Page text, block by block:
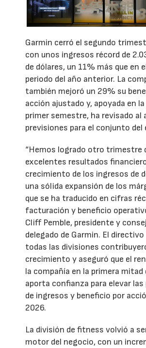
Garmin cerró el segundo
con unos ingresos récord de
de dólares, un 11% más que en
periodo del año anterior. La
también mejoró un 29% su
acción ajustado y, apoyada en
primer semestre, ha revisado al
previsiones para el conjunto del
“Hemos logrado otro trimestre
excelentes resultados
crecimiento de los ingresos de
una sólida expansión de los
que se ha traducido en cifras
facturación y beneficio
Cliff Pemble, presidente y
delegado de Garmin. El
todas las divisiones
crecimiento y aseguró que el
la compañía en la primera mitad
aporta confianza para elevar
de ingresos y beneficio por
2026.
La división de fitness volvió a
motor del negocio, con un